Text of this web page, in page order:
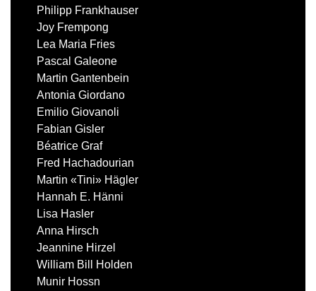
Philipp Frankhauser
Joy Frempong
Lea Maria Fries
Pascal Galeone
Martin Gantenbein
Antonia Giordano
Emilio Giovanoli
Fabian Gisler
Béatrice Graf
Fred Hachadourian
Martin «Tini» Hägler
Hannah E. Hänni
Lisa Hasler
Anna Hirsch
Jeannine Hirzel
William Bill Holden
Munir Hossn